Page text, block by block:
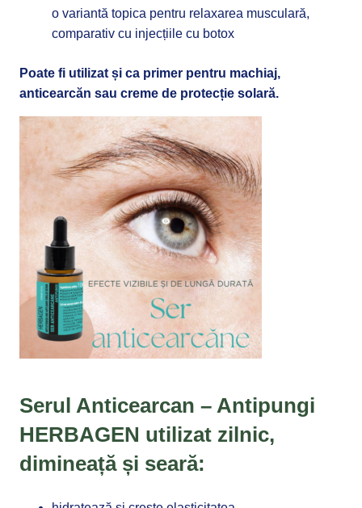
o variantă topica pentru relaxarea musculară,
comparativ cu injecțiile cu botox
Poate fi utilizat și ca primer pentru machiaj,
anticearcăn sau creme de protecție solară.
Serul Anticearcan – Antipungi
HERBAGEN utilizat zilnic,
dimineață și seară: